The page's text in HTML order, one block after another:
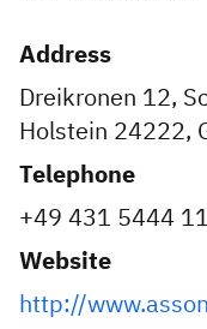
Address
Dreikronen 12,
Holstein 24222,
Telephone
+49 431 5444
Website
http://